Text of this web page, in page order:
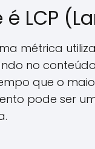
é LCP
métrica
no
que o
pode ser